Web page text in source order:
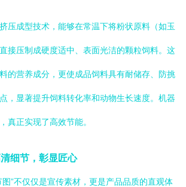
压成型技术，能够在常温下将粉状原料（如玉
接压制成硬度适中、表面光洁的颗粒饲料。这
的营养成分，更使成品饲料具有耐储存、防挑
，显著提升饲料转化率和动物生长速度。机器
真正实现了高效节能。
细节，彰显匠心
图”不仅仅是宣传素材，更是产品品质的直观体